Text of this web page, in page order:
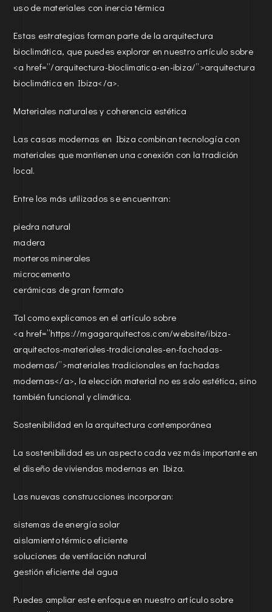
uso de materiales con inercia térmica
Estas estrategias forman parte de la arquitectura
bioclimática, que puedes explorar en nuestro artículo sobre
<a href=”/arquitectura-bioclimatica-en-ibiza/”>arquitectura
bioclimática en Ibiza</a>.
Materiales naturales y coherencia estética
Las casas modernas en Ibiza combinan tecnología con
materiales que mantienen una conexión con la tradición
local.
Entre los más utilizados se encuentran:
piedra natural
madera
morteros minerales
microcemento
cerámicas de gran formato
Tal como explicamos en el artículo sobre
<a href=”https://mgagarquitectos.com/website/ibiza-
arquitectos-materiales-tradicionales-en-fachadas-
modernas/”>materiales tradicionales en fachadas
modernas</a>, la elección material no es solo estética, sino
también funcional y climática.
Sostenibilidad en la arquitectura contemporánea
La sostenibilidad es un aspecto cada vez más importante en
el diseño de viviendas modernas en Ibiza.
Las nuevas construcciones incorporan:
sistemas de energía solar
aislamiento térmico eficiente
soluciones de ventilación natural
gestión eficiente del agua
Puedes ampliar este enfoque en nuestro artículo sobre